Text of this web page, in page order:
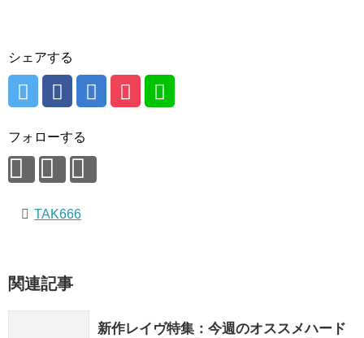
シェアする
フォローする
TAK666
関連記事
新作レイヴ特集：今週のオススメハード